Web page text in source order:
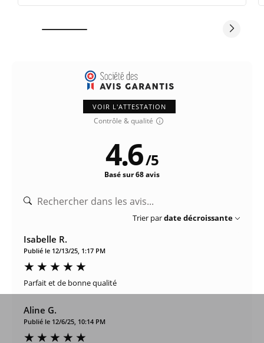
VOIR L'ATTESTATION
Contrôle & qualité
4.6/5
Basé sur 68 avis
Trier pardate décroissante
Isabelle R.
Publié le 12/13/25, 1:17 PM
Parfait et de bonne qualité
Aline G.
Publié le 12/6/25, 10:14 PM